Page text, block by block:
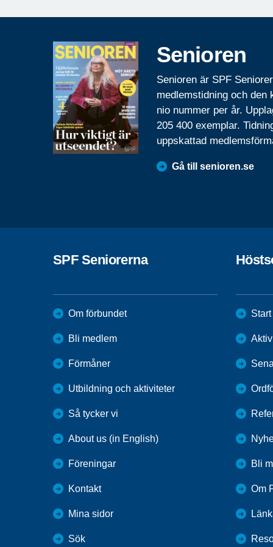
Senioren
Senioren är SPF
medlemstidning och den
nio nummer per år.
205 400 exemplar.
uppskattad
Gå till senioren.se
SPF Seniorerna
Om förbundet
Bli medlem
Förmåner
Utbildning och aktiviteter
Så tycker vi
About us (in English)
Föreningar
Kontakt
Mina sidor
Sök
Start
Bli
Om